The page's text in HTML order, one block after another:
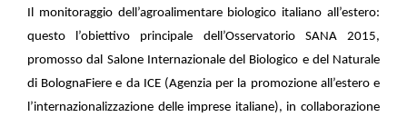
Il monitoraggio dell’agroalimentare biologico italiano all’estero:
questo l’obiettivo principale dell’Osservatorio SANA 2015,
promosso dal Salone Internazionale del Biologico e del Naturale
di BolognaFiere e da ICE (Agenzia per la promozione all’estero e
l’internazionalizzazione delle imprese italiane), in collaborazione